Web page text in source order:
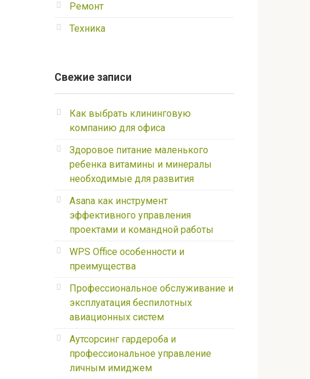
Ремонт
Техника
Свежие записи
Как выбрать клининговую
компанию для офиса
Здоровое питание маленького
ребенка витамины и минералы
необходимые для развития
Asana как инструмент
эффективного управления
проектами и командной работы
WPS Office особенности и
преимущества
Профессиональное обслуживание и
эксплуатация беспилотных
авиационных систем
Аутсорсинг гардероба и
профессиональное управление
личным имиджем